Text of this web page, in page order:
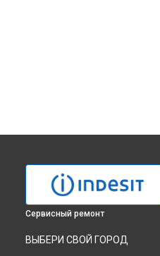
Сервисный ремонт
ВЫБЕРИ СВОЙ ГОРОД